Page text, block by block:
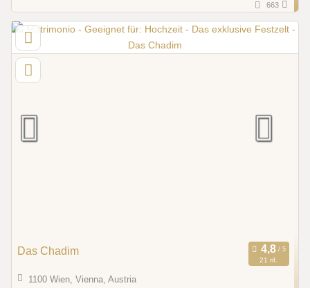
663
Das Chadim
21 rif.
1100 Wien, Vienna, Austria